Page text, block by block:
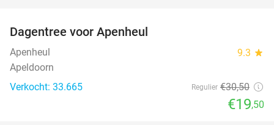
Dagentree voor Apenheul
Apenheul 9.3 star
Apeldoorn
Verkocht: 33.665
Regulier €30,50
€19,50